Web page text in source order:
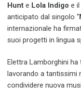
Hunt e Lola Indigo e
anticipato dal singolo “
internazionale ha
suoi progetti in lingua
Elettra Lamborghini
lavorando a tantissimi
condividere nuova